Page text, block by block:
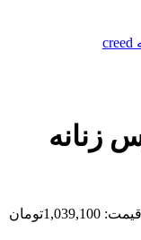
زنانه
محدوده قیمت: 1,039,100تومان